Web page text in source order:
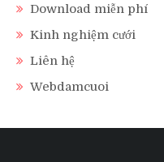
Download miễn phí
Kinh nghiệm cưới
Liên hệ
Webdamcuoi